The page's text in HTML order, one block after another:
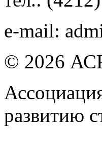
e-mail:
© 2026
развитию